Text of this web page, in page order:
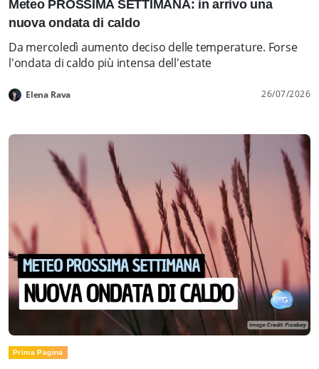
Meteo PROSSIMA SETTIMANA: in arrivo una
nuova ondata di caldo
Da mercoledì aumento deciso delle temperature. Forse
l'ondata di caldo più intensa dell'estate
Elena Rava 26/07/2026
Prima Pagina